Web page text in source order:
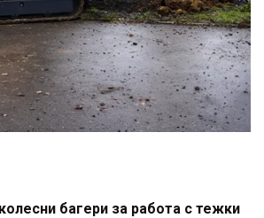
багери за работа с тежки